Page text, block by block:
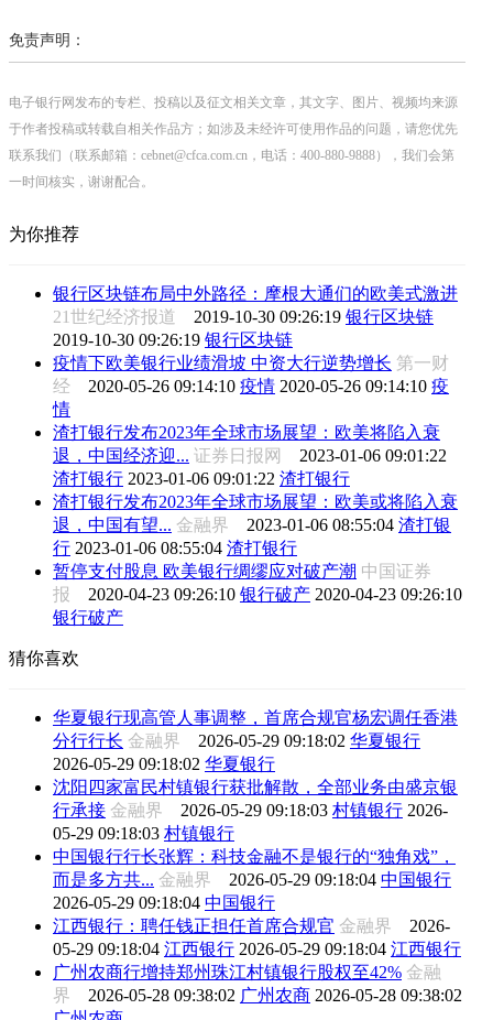
免责声明：
电子银行网发布的专栏、投稿以及征文相关文章，其文字、图片、视频均来源
于作者投稿或转载自相关作品方；如涉及未经许可使用作品的问题，请您优先
联系我们（联系邮箱：cebnet@cfca.com.cn，电话：400-880-9888），我们会第
一时间核实，谢谢配合。
为你推荐
银行区块链布局中外路径：摩根大通们的欧美式激进
21世纪经济报道 2019-10-30 09:26:19 银行区块链
2019-10-30 09:26:19 银行区块链
疫情下欧美银行业绩滑坡 中资大行逆势增长 第一财
经 2020-05-26 09:14:10 疫情 2020-05-26 09:14:10 疫
情
渣打银行发布2023年全球市场展望：欧美将陷入衰
退，中国经济迎... 证券日报网 2023-01-06 09:01:22
渣打银行 2023-01-06 09:01:22 渣打银行
渣打银行发布2023年全球市场展望：欧美或将陷入衰
退，中国有望... 金融界 2023-01-06 08:55:04 渣打银
行 2023-01-06 08:55:04 渣打银行
暂停支付股息 欧美银行绸缪应对破产潮 中国证券
报 2020-04-23 09:26:10 银行破产 2020-04-23 09:26:10
银行破产
猜你喜欢
华夏银行现高管人事调整，首席合规官杨宏调任香港
分行行长 金融界 2026-05-29 09:18:02 华夏银行
2026-05-29 09:18:02 华夏银行
沈阳四家富民村镇银行获批解散，全部业务由盛京银
行承接 金融界 2026-05-29 09:18:03 村镇银行 2026-
05-29 09:18:03 村镇银行
中国银行行长张辉：科技金融不是银行的“独角戏”，
而是多方共... 金融界 2026-05-29 09:18:04 中国银行
2026-05-29 09:18:04 中国银行
江西银行：聘任钱正担任首席合规官 金融界 2026-
05-29 09:18:04 江西银行 2026-05-29 09:18:04 江西银行
广州农商行增持郑州珠江村镇银行股权至42% 金融
界 2026-05-28 09:38:02 广州农商 2026-05-28 09:38:02